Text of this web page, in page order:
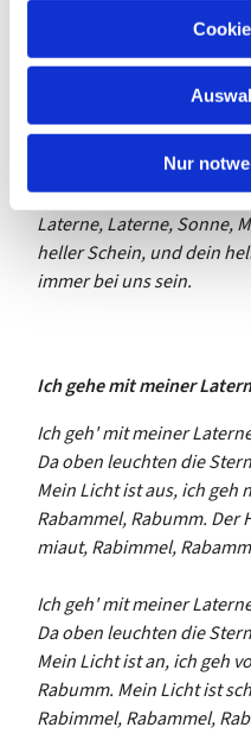
Nur
dunkel ist, wenn es
schön das ist.
Laterne, Laterne, Sonne,
mein Licht, geh nicht aus
sehen, dein Angesicht.
Laterne, Laterne, Sonne,
heller Schein, und dein
immer bei uns sein.
Ich gehe mit meiner
Ich geh' mit meiner
Da oben leuchten die
Mein Licht ist aus, ich geh
Rabammel, Rabumm. Der
miaut, Rabimmel,
Ich geh' mit meiner
Da oben leuchten die
Mein Licht ist an, ich geh
Rabumm. Mein Licht ist
Rabimmel, Rabammel,